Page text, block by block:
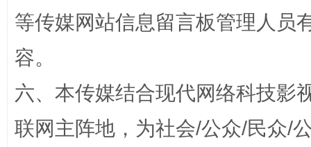
等传媒网站信息留言板管理人员
容。
六、本传媒结合现代网络科技影
联网主阵地，为社会/公众/民众/